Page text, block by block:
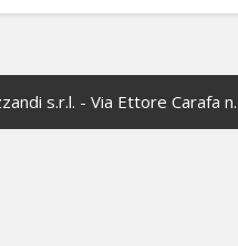
s.r.l. - Via Ettore